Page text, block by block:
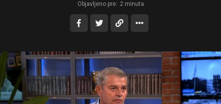
Objavljeno pre: 2 minuta